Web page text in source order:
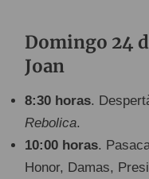
Domingo 24
Joan
8:30 horas.
Rebolica.
10:00 horas.
Honor, Damas,